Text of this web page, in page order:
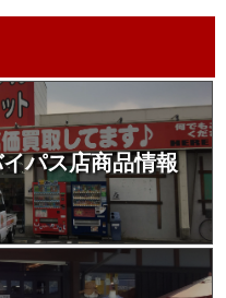
パス店商品情報